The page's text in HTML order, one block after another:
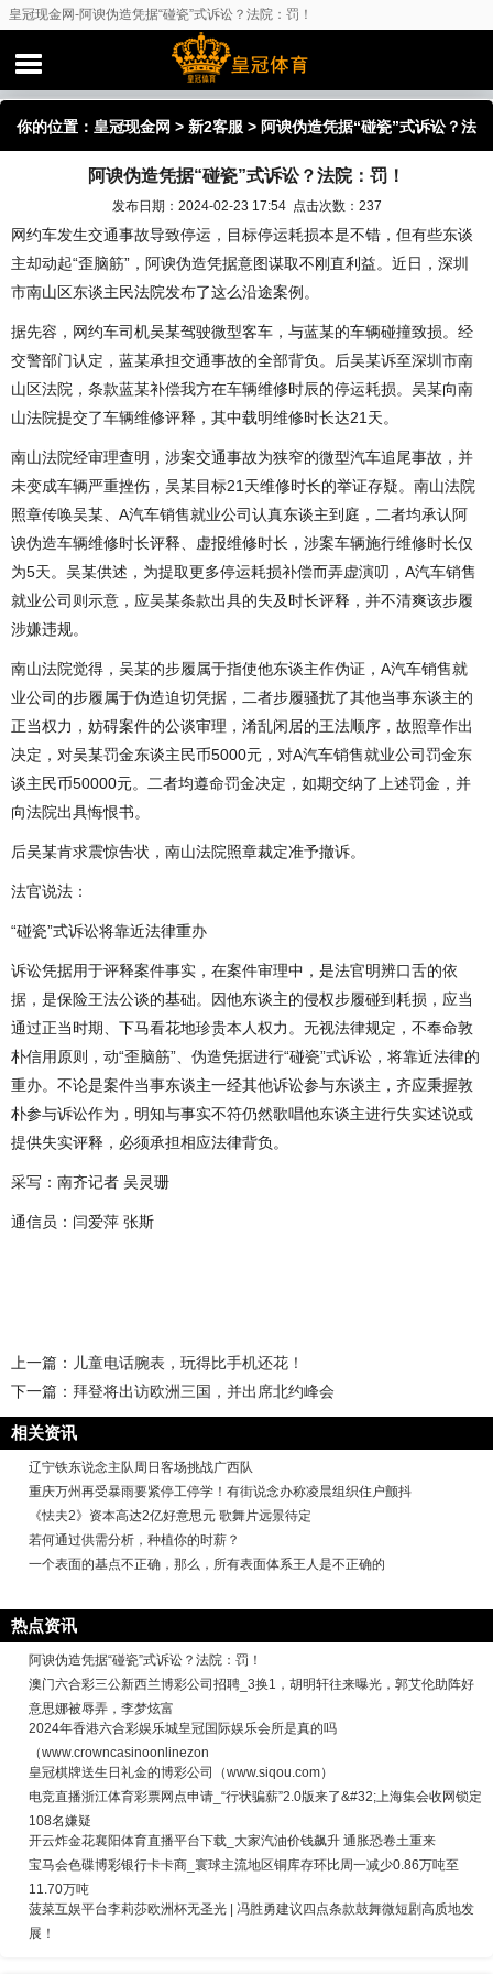
皇冠现金网-阿谀伪造凭据“碰瓷”式诉讼？法院：罚！
你的位置： 皇冠现金网 > 新2客服 > 阿谀伪造凭据“碰瓷”式诉讼？法
阿谀伪造凭据“碰瓷”式诉讼？法院：罚！
发布日期：2024-02-23 17:54 点击次数：237
网约车发生交通事故导致停运，目标停运耗损本是不错，但有些东谈
主却动起“歪脑筋”，阿谀伪造凭据意图谋取不刚直利益。近日，深圳
市南山区东谈主民法院发布了这么沿途案例。
据先容，网约车司机吴某驾驶微型客车，与蓝某的车辆碰撞致损。经
交警部门认定，蓝某承担交通事故的全部背负。后吴某诉至深圳市南
山区法院，条款蓝某补偿我方在车辆维修时辰的停运耗损。吴某向南
山法院提交了车辆维修评释，其中载明维修时长达21天。
南山法院经审理查明，涉案交通事故为狭窄的微型汽车追尾事故，并
未变成车辆严重挫伤，吴某目标21天维修时长的举证存疑。南山法院
照章传唤吴某、A汽车销售就业公司认真东谈主到庭，二者均承认阿
谀伪造车辆维修时长评释、虚报维修时长，涉案车辆施行维修时长仅
为5天。吴某供述，为提取更多停运耗损补偿而弄虚演叨，A汽车销售
就业公司则示意，应吴某条款出具的失及时长评释，并不清爽该步履
涉嫌违规。
南山法院觉得，吴某的步履属于指使他东谈主作伪证，A汽车销售就
业公司的步履属于伪造迫切凭据，二者步履骚扰了其他当事东谈主的
正当权力，妨碍案件的公谈审理，淆乱闲居的王法顺序，故照章作出
决定，对吴某罚金东谈主民币5000元，对A汽车销售就业公司罚金东
谈主民币50000元。二者均遵命罚金决定，如期交纳了上述罚金，并
向法院出具悔恨书。
后吴某肯求震惊告状，南山法院照章裁定准予撤诉。
法官说法：
“碰瓷”式诉讼将靠近法律重办
诉讼凭据用于评释案件事实，在案件审理中，是法官明辨口舌的依
据，是保险王法公谈的基础。因他东谈主的侵权步履碰到耗损，应当
通过正当时期、下马看花地珍贵本人权力。无视法律规定，不奉命敦
朴信用原则，动“歪脑筋”、伪造凭据进行“碰瓷”式诉讼，将靠近法律的
重办。不论是案件当事东谈主一经其他诉讼参与东谈主，齐应秉握敦
朴参与诉讼作为，明知与事实不符仍然歌唱他东谈主进行失实述说或
提供失实评释，必须承担相应法律背负。
采写：南齐记者 吴灵珊
通信员：闫爱萍 张斯
上一篇： 儿童电话腕表，玩得比手机还花！
下一篇： 拜登将出访欧洲三国，并出席北约峰会
相关资讯
辽宁铁东说念主队周日客场挑战广西队
重庆万州再受暴雨要紧停工停学！有街说念办称凌晨组织住户颤抖
《怯夫2》资本高达2亿好意思元 歌舞片远景待定
若何通过供需分析，种植你的时薪？
一个表面的基点不正确，那么，所有表面体系王人是不正确的
热点资讯
阿谀伪造凭据“碰瓷”式诉讼？法院：罚！
澳门六合彩三公新西兰博彩公司招聘_3换1，胡明轩往来曝光，郭艾伦助阵好
意思娜被辱弄，李梦炫富
2024年香港六合彩娱乐城皇冠国际娱乐会所是真的吗
（www.crowncasinoonlinezon
皇冠棋牌送生日礼金的博彩公司（www.siqou.com）
电竞直播浙江体育彩票网点申请_“行状骗薪”2.0版来了&#32;上海集会收网锁定
108名嫌疑
开云炸金花襄阳体育直播平台下载_大家汽油价钱飙升 通胀恐卷土重来
宝马会色碟博彩银行卡卡商_寰球主流地区铜库存环比周一减少0.86万吨至
11.70万吨
菠菜互娱平台李莉莎欧洲杯无圣光 | 冯胜勇建议四点条款鼓舞微短剧高质地发
展！